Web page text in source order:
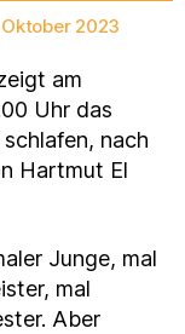
2023
am
Uhr das
nach
Hartmut El
Junge, mal
mal
Aber